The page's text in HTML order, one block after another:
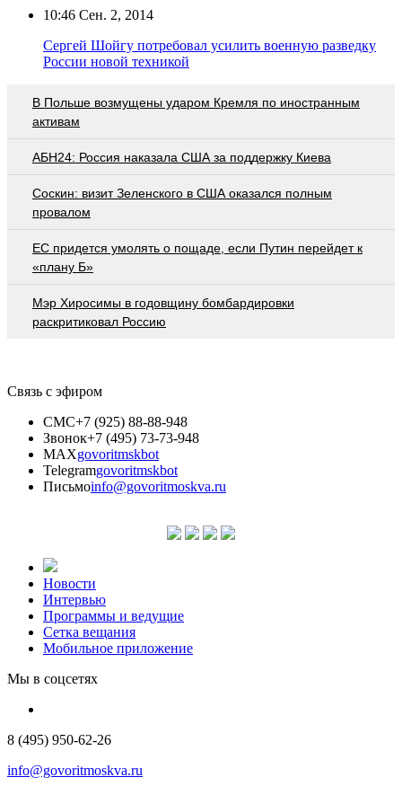
10:46 Сен. 2, 2014
Сергей Шойгу потребовал усилить военную разведку
России новой техникой
В Польше возмущены ударом Кремля по иностранным
активам
АБН24: Россия наказала США за поддержку Киева
Соскин: визит Зеленского в США оказался полным
провалом
EC придется умолять о пощаде, если Путин перейдет к
«плану Б»
Мэр Хиросимы в годовщину бомбардировки
раскритиковал Россию
Связь с эфиром
СМС+7 (925) 88-88-948
Звонок+7 (495) 73-73-948
MAXgovoritmskbot
Telegramgovoritmskbot
Письмоinfo@govoritmoskva.ru
Новости
Интервью
Программы и ведущие
Сетка вещания
Мобильное приложение
Мы в соцсетях
8 (495) 950-62-26
info@govoritmoskva.ru